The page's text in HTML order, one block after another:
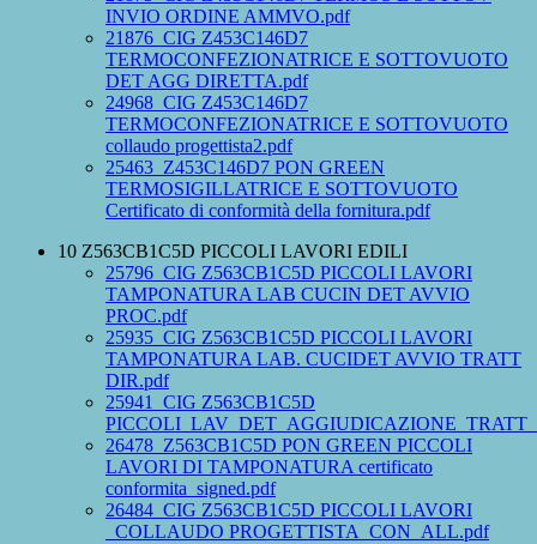
INVIO ORDINE AMMVO.pdf
21876_CIG Z453C146D7
TERMOCONFEZIONATRICE E SOTTOVUOTO
DET AGG DIRETTA.pdf
24968_CIG Z453C146D7
TERMOCONFEZIONATRICE E SOTTOVUOTO
collaudo progettista2.pdf
25463_Z453C146D7 PON GREEN
TERMOSIGILLATRICE E SOTTOVUOTO
Certificato di conformità della fornitura.pdf
10 Z563CB1C5D PICCOLI LAVORI EDILI
25796_CIG Z563CB1C5D PICCOLI LAVORI
TAMPONATURA LAB CUCIN DET AVVIO
PROC.pdf
25935_CIG Z563CB1C5D PICCOLI LAVORI
TAMPONATURA LAB. CUCIDET AVVIO TRATT
DIR.pdf
25941_CIG Z563CB1C5D
26478_Z563CB1C5D PON GREEN PICCOLI
LAVORI DI TAMPONATURA certificato
conformita_signed.pdf
26484_CIG Z563CB1C5D PICCOLI LAVORI
_COLLAUDO PROGETTISTA_CON_ALL.pdf